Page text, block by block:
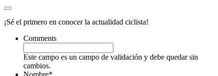
¡Sé el primero en conocer la actualidad ciclista!
Comments
Este campo es un campo de validación y debe quedar sin
cambios.
Nombre*